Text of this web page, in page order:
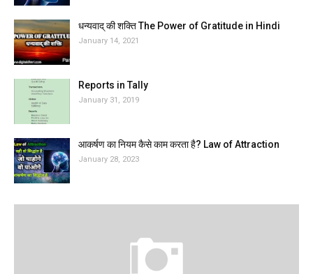
धन्यवाद् की शक्ति The Power of Gratitude in Hindi
January 14, 2021
Reports in Tally
January 31, 2019
आकर्षण का नियम कैसे काम करता है? Law of Attraction
January 28, 2023